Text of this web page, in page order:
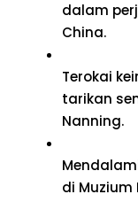
dalam
China.
Terokai
tarikan
Nanning.
di Muzium